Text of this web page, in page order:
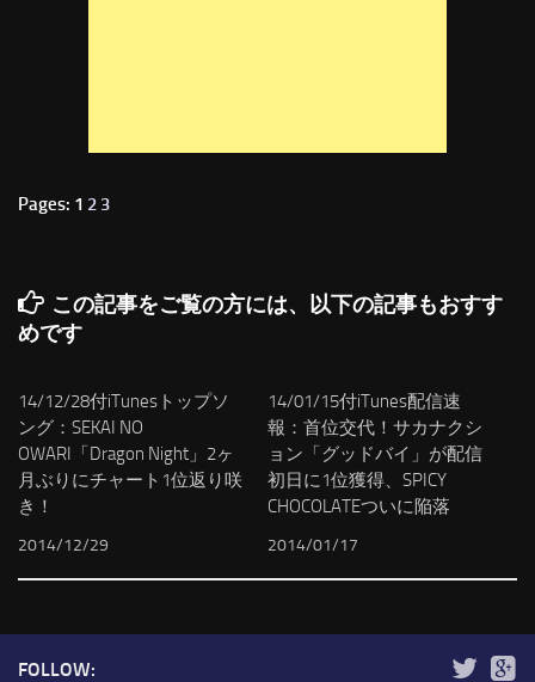
Pages: 1 2 3
この記事をご覧の方には、以下の記事もおすす
めです
14/12/28付iTunesトップソ
ング：SEKAI NO
OWARI「Dragon Night」2ヶ
月ぶりにチャート1位返り咲
き！
2014/12/29
14/01/15付iTunes配信速
報：首位交代！サカナクシ
ョン「グッドバイ」が配信
初日に1位獲得、SPICY
CHOCOLATEついに陥落
2014/01/17
FOLLOW: